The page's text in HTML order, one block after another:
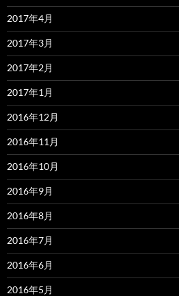
2017年4月
2017年3月
2017年2月
2017年1月
2016年12月
2016年11月
2016年10月
2016年9月
2016年8月
2016年7月
2016年6月
2016年5月